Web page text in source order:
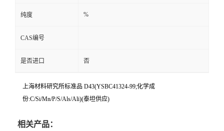
纯度 %
CAS编号
是否进口 否
上海材料研究所标准品 D43(YSBC41324-99;化学成
份:C/Si/Mn/P/S/Als/Ali)(泰坦供应)
相关产品：